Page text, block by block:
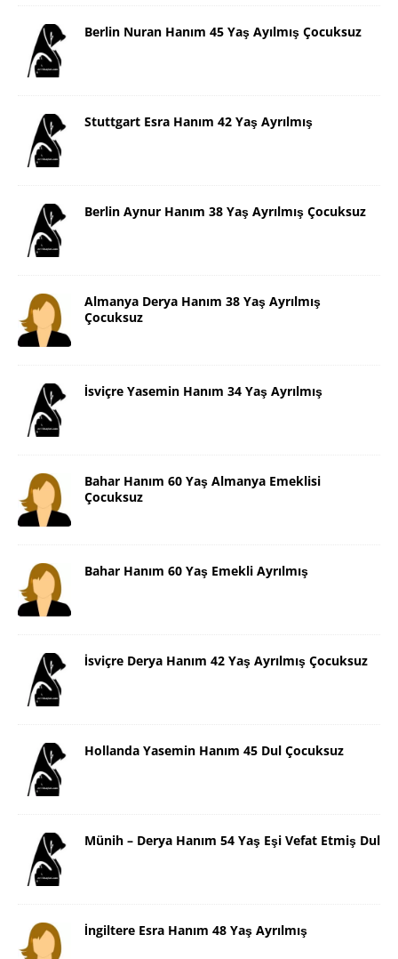
Berlin Nuran Hanım 45 Yaş Ayılmış Çocuksuz
Stuttgart Esra Hanım 42 Yaş Ayrılmış
Berlin Aynur Hanım 38 Yaş Ayrılmış Çocuksuz
Almanya Derya Hanım 38 Yaş Ayrılmış
Çocuksuz
İsviçre Yasemin Hanım 34 Yaş Ayrılmış
Bahar Hanım 60 Yaş Almanya Emeklisi
Çocuksuz
Bahar Hanım 60 Yaş Emekli Ayrılmış
İsviçre Derya Hanım 42 Yaş Ayrılmış Çocuksuz
Hollanda Yasemin Hanım 45 Dul Çocuksuz
Münih – Derya Hanım 54 Yaş Eşi Vefat Etmiş Dul
İngiltere Esra Hanım 48 Yaş Ayrılmış